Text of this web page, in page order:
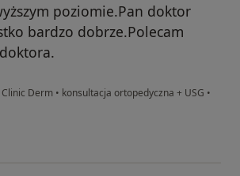
poziomie.Pan doktor
bardzo dobrze.Polecam
Derm • konsultacja ortopedyczna + USG •